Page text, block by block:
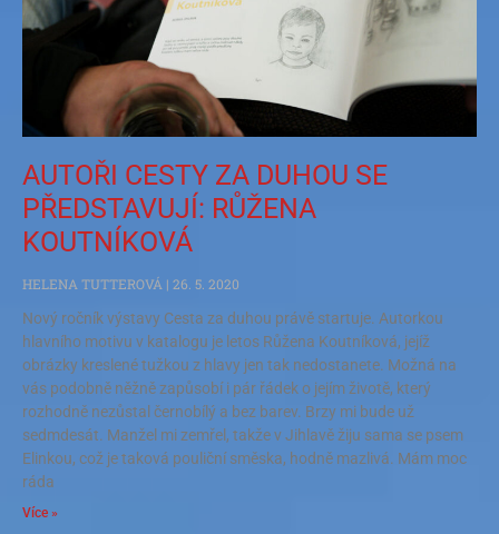
AUTOŘI CESTY ZA DUHOU SE
PŘEDSTAVUJÍ: RŮŽENA
KOUTNÍKOVÁ
HELENA TUTTEROVÁ
26. 5. 2020
Nový ročník výstavy Cesta za duhou právě startuje. Autorkou
hlavního motivu v katalogu je letos Růžena Koutníková, jejíž
obrázky kreslené tužkou z hlavy jen tak nedostanete. Možná na
vás podobně něžně zapůsobí i pár řádek o jejím životě, který
rozhodně nezůstal černobílý a bez barev. Brzy mi bude už
sedmdesát. Manžel mi zemřel, takže v Jihlavě žiju sama se psem
Elinkou, což je taková pouliční směska, hodně mazlivá. Mám moc
ráda
Více »